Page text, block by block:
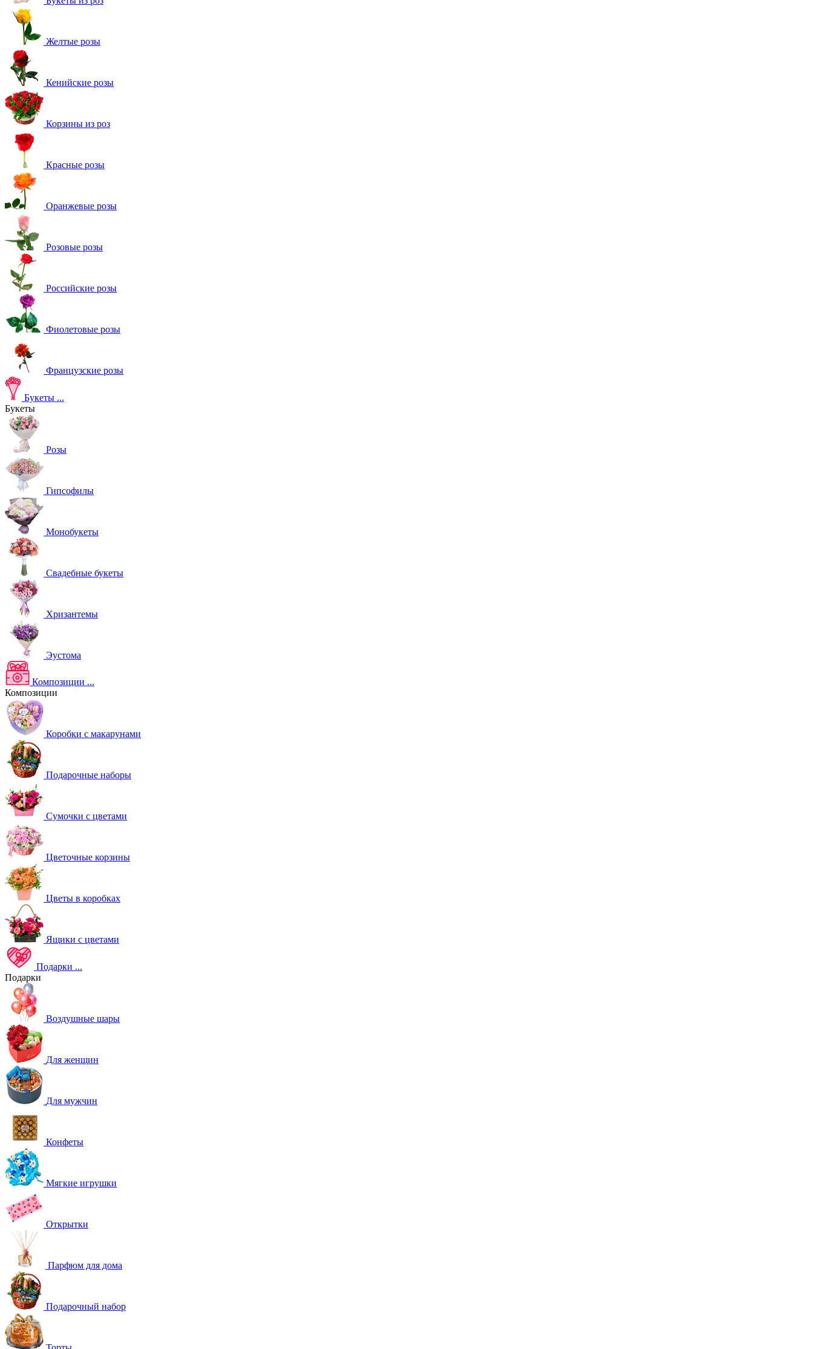
Желтые розы
Кенийские розы
Корзины из роз
Красные розы
Оранжевые розы
Розовые розы
Российские розы
Фиолетовые розы
Французские розы
Букеты ...
Букеты
Розы
Гипсофилы
Монобукеты
Свадебные букеты
Хризантемы
Эустома
Композиции ...
Композиции
Коробки с макарунами
Подарочные наборы
Сумочки с цветами
Цветочные корзины
Цветы в коробках
Ящики с цветами
Подарки ...
Подарки
Воздушные шары
Для женщин
Для мужчин
Конфеты
Мягкие игрушки
Открытки
Парфюм для дома
Подарочный набор